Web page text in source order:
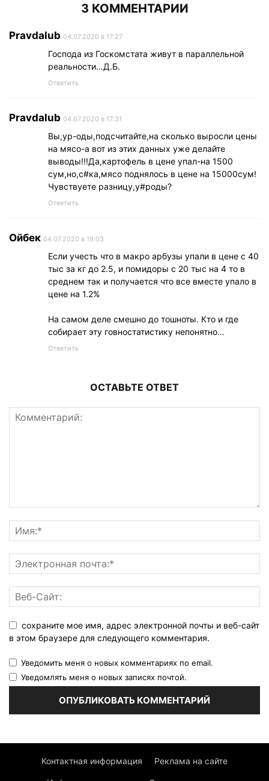
3 КОММЕНТАРИИ
Pravdalub 04.07.2020 в 17:27
Господа из Госкомстата живут в параллельной
реальности…Д.Б.
Ответить
Pravdalub 04.07.2020 в 17:31
Вы,ур-оды,подсчитайте,на сколько выросли цены
на мясо-а вот из этих данных уже делайте
выводы!!!Да,картофель в цене упал-на 1500
сум,но,с#ка,мясо поднялось в цене на 15000сум!
Чувствуете разницу,у#роды?
Ответить
Ойбек 04.07.2020 в 19:03
Если учесть что в макро арбузы упали в цене с 40
тыс за кг до 2.5, и помидоры с 20 тыс на 4 то в
среднем так и получается что все вместе упало в
цене на 1.2%
На самом деле смешно до тошноты. Кто и где
собирает эту говностатистику непонятно…
Ответить
ОСТАВЬТЕ ОТВЕТ
сохраните мое имя, адрес электронной почты и веб-сайт
в этом браузере для следующего комментария.
Уведомить меня о новых комментариях по email.
Уведомлять меня о новых записях почтой.
Контактная информация Реклама на сайте